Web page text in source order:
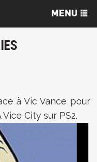
à Vic Vance pour
City sur PS2.